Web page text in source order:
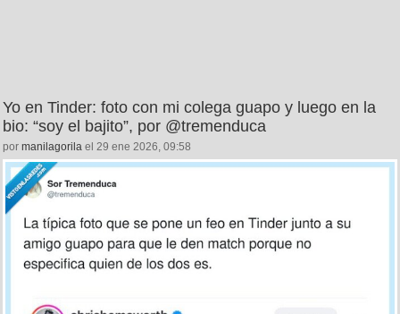
Yo en Tinder: foto con mi colega guapo y luego en la
bio: “soy el bajito”, por @tremenduca
por manilagorila el 29 ene 2026, 09:58